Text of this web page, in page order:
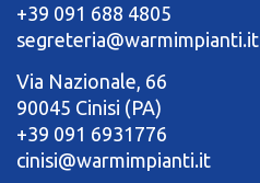
+39 091 688 4805
segreteria@warmimpianti.it
Via Nazionale, 66
90045 Cinisi (PA)
+39 091 6931776
cinisi@warmimpianti.it